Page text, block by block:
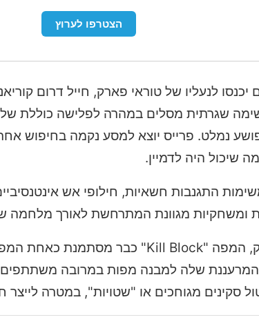
הצטרפו לערוץ
לנעליו של טוראי פארק, חייל דרום
שגרתית מסלים במהרה לפלישה כוללת של
נמלט. פרייס יוצא למסע נקמה בחיפוש
שיכול היה לדמיין.
התגנבות חשאיות, חילופי אש
ומשחקיות מגוונת המתרחשת לאורך
המרעננת שלה למבנה מפות במרובה
סקינים מגוחכים או "שטויות", במטרה לייצר